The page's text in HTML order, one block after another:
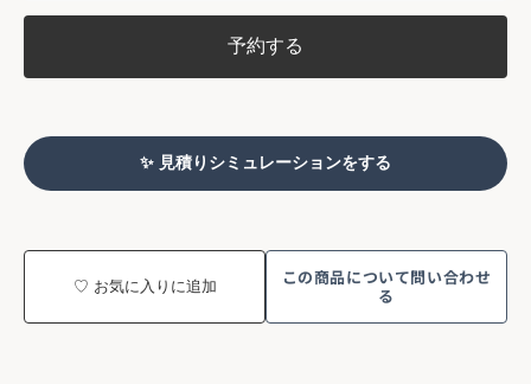
予約する
✨ 見積りシミュレーションをする
♡ お気に入りに追加
この商品について問い合わせ
る